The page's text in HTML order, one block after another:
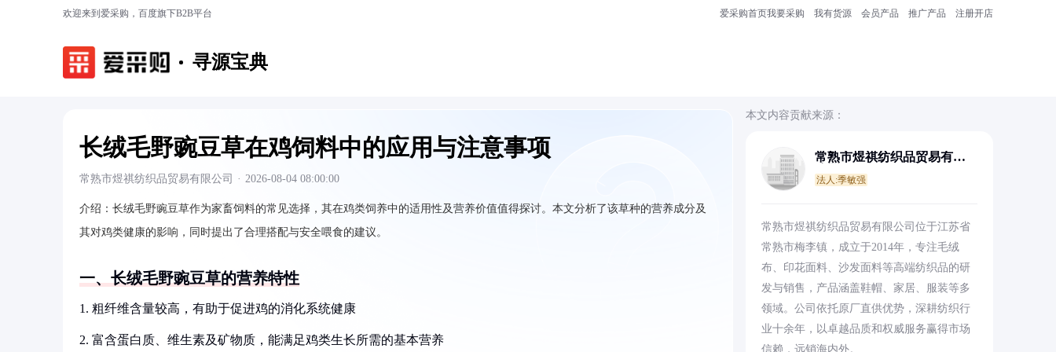
欢迎来到爱采购，百度旗下B2B平台 爱采购首页我要采购 我有货源 会员产品 推广产品 注册开店
寻源宝典
长绒毛野豌豆草在鸡饲料中的应用与注意事项
常熟市煜祺纺织品贸易有限公司 · 2026-08-04 08:00:00
介绍： 长绒毛野豌豆草作为家畜饲料的常见选择，其在鸡类饲养中的适用性及营养价值值得探讨。本文分析了该草种的营养成分及
其对鸡类健康的影响，同时提出了合理搭配与安全喂食的建议。
一、长绒毛野豌豆草的营养特性
1. 粗纤维含量较高，有助于促进鸡的消化系统健康
2. 富含蛋白质、维生素及矿物质，能满足鸡类生长所需的基本营养
本文内容贡献来源：
常熟市煜祺纺织品贸易有限
法人:季敏强
常熟市煜祺纺织品贸易有限公司位于江苏省
常熟市梅李镇，成立于2014年，专注毛绒
布、印花面料、沙发面料等高端纺织品的研
发与销售，产品涵盖鞋帽、家居、服装等多
领域。公司依托原厂直供优势，深耕纺织行
业十余年，以卓越品质和权威服务赢得市场
信赖，远销海内外。